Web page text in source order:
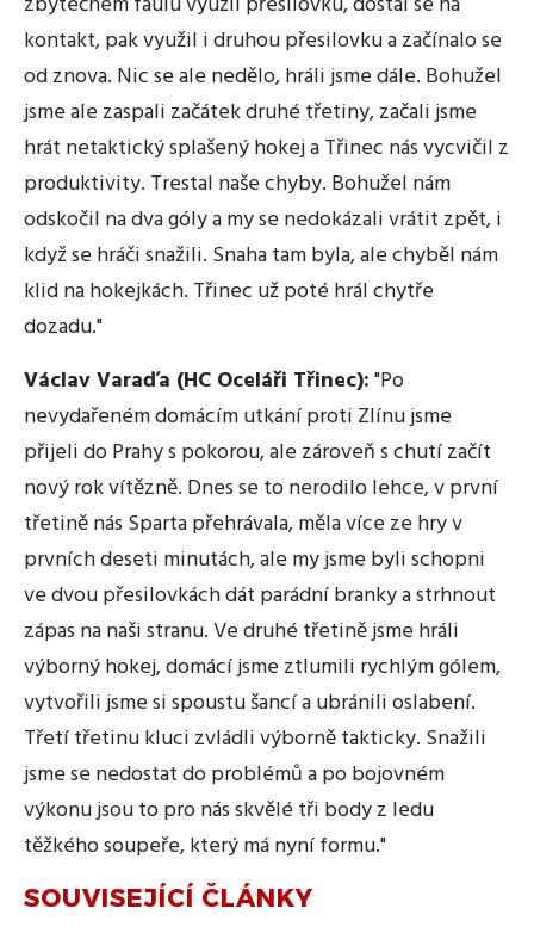
kontakt, pak využil i druhou přesilovku a začínalo se
od znova. Nic se ale nedělo, hráli jsme dále. Bohužel
jsme ale zaspali začátek druhé třetiny, začali jsme
hrát netaktický splašený hokej a Třinec nás vycvičil z
produktivity. Trestal naše chyby. Bohužel nám
odskočil na dva góly a my se nedokázali vrátit zpět, i
když se hráči snažili. Snaha tam byla, ale chyběl nám
klid na hokejkách. Třinec už poté hrál chytře
dozadu."
Václav Varaďa (HC Oceláři Třinec):"Po
nevydařeném domácím utkání proti Zlínu jsme
přijeli do Prahy s pokorou, ale zároveň s chutí začít
nový rok vítězně. Dnes se to nerodilo lehce, v první
třetině nás Sparta přehrávala, měla více ze hry v
prvních deseti minutách, ale my jsme byli schopni
ve dvou přesilovkách dát parádní branky a strhnout
zápas na naši stranu. Ve druhé třetině jsme hráli
výborný hokej, domácí jsme ztlumili rychlým gólem,
vytvořili jsme si spoustu šancí a ubránili oslabení.
Třetí třetinu kluci zvládli výborně takticky. Snažili
jsme se nedostat do problémů a po bojovném
výkonu jsou to pro nás skvělé tři body z ledu
těžkého soupeře, který má nyní formu."
SOUVISEJÍCÍ ČLÁNKY